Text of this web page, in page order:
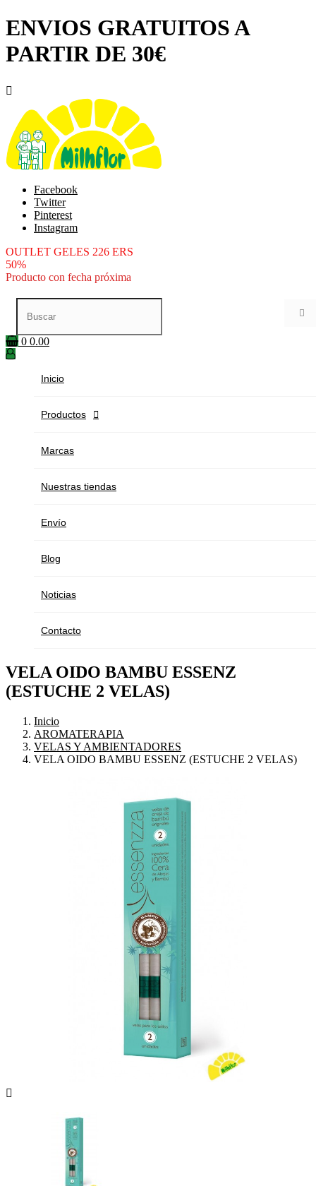
ENVIOS GRATUITOS A
PARTIR DE 30€

Facebook
Twitter
Pinterest
Instagram
OUTLET GELES 226 ERS
50%
Producto con fecha próxima

0 0.00
Inicio
Productos 
Marcas
Nuestras tiendas
Envío
Blog
Noticias
Contacto
VELA OIDO BAMBU ESSENZ
(ESTUCHE 2 VELAS)
Inicio
AROMATERAPIA
VELAS Y AMBIENTADORES
VELA OIDO BAMBU ESSENZ (ESTUCHE 2 VELAS)
